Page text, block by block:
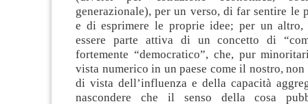
generazionale), per un verso, di far sentire le
e di esprimere le proprie idee; per un
essere parte attiva di un concetto di
fortemente “democratico”, che, pur
vista numerico in un paese come il nostro,
di vista dell’influenza e della capacità
nascondere che il senso della cosa